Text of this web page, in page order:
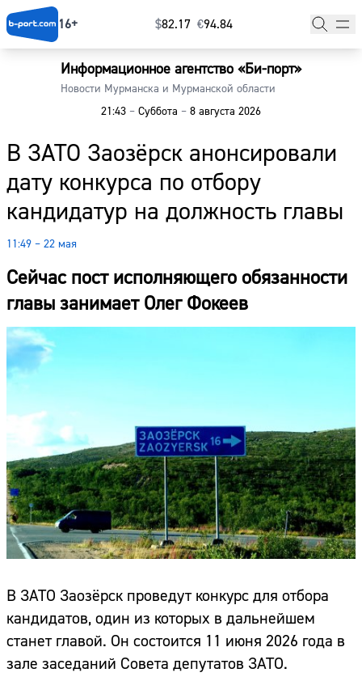
16+ $⁠82.17 €⁠94.84
Информационное агентство «Би-порт»
Новости Мурманска и Мурманской области
21:43 – Суббота – 8 августа 2026
В ЗАТО Заозёрск анонсировали
дату конкурса по отбору
кандидатур на должность главы
11:49 – 22 мая
Сейчас пост исполняющего обязанности
главы занимает Олег Фокеев
В ЗАТО Заозёрск проведут конкурс для отбора
кандидатов, один из которых в дальнейшем
станет главой. Он состоится 11 июня 2026 года в
зале заседаний Совета депутатов ЗАТО.
Главная
Наши гости
Фоторепортажи
Погода
Курсы валют